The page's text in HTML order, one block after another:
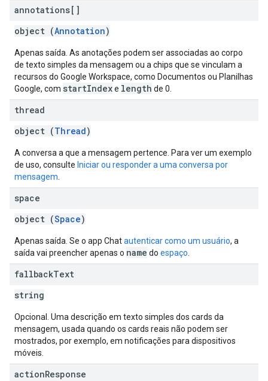
annotations[]
object (Annotation)
Apenas saída. As anotações podem ser associadas ao corpo
de texto simples da mensagem ou a chips que se vinculam a
recursos do Google Workspace, como Documentos ou Planilhas
Google, com startIndexe length de 0.
thread
object (Thread)
A conversa a que a mensagem pertence. Para ver um exemplo
de uso, consulte Iniciar ou responder a uma conversa por
mensagem
space
object (Space)
Apenas saída. Se o app Chatautenticar como um usuário, a
saída vai preencher apenas o name do espaço
fallbackText
string
Opcional. Uma descrição em texto simples dos cards da
mensagem, usada quando os cards reais não podem ser
mostrados, por exemplo, em notificações para dispositivos
móveis.
actionResponse